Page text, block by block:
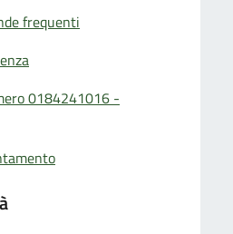
frequenti
0184241016 -